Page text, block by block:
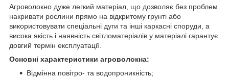
Агроволокно дуже легкий матеріал, що дозволяє без проблем
накривати рослини прямо на відкритому грунті або
використовувати спеціальні дуги та інші каркасні споруди, а
висока якість і наявність світломатеріалів у матеріалі гарантує
довгий термін експлуатації.
Основні характеристики агроволокна:
Відмінна повітро- та водопроникність;